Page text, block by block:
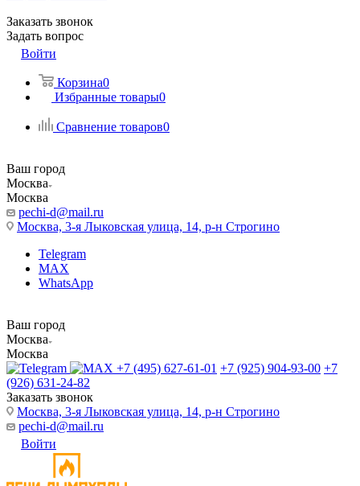
Заказать звонок
Задать вопрос
Войти
Корзина0
Избранные товары0
Сравнение товаров0
Ваш город
Москва
Москва
pechi-d@mail.ru
Москва, 3-я Лыковская улица, 14, р-н Строгино
Telegram
MAX
WhatsApp
Ваш город
Москва
Москва
+7 (495) 627-61-01 +7 (925) 904-93-00 +7
(926) 631-24-82
Заказать звонок
Москва, 3-я Лыковская улица, 14, р-н Строгино
pechi-d@mail.ru
Войти